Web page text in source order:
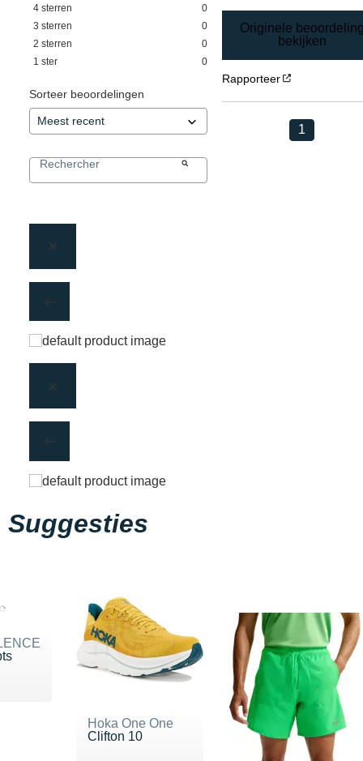
4 sterren
0
3 sterren
0
2 sterren
0
1 ster 0
Sorteer beoordelingen
Originele
bekijken
Rapporteer
1
Suggesties
Hoka One One
Clifton 10